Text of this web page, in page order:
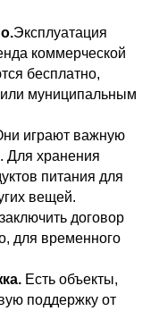
Эксплуатация
коммерческой
бесплатно,
муниципальным
играют важную
Для хранения
питания для
вещей.
договор
для временного
Есть объекты,
поддержку от